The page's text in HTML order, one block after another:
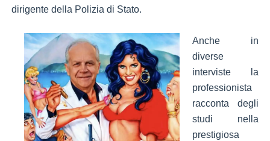
dirigente della Polizia di Stato.
Anche in
diverse
interviste la
professionista
racconta degli
studi nella
prestigiosa